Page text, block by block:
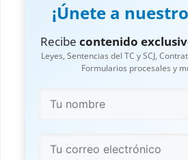
¡Únete a
Recibe contenido
Leyes, Sentencias del TC y SCJ,
Formularios procesales y